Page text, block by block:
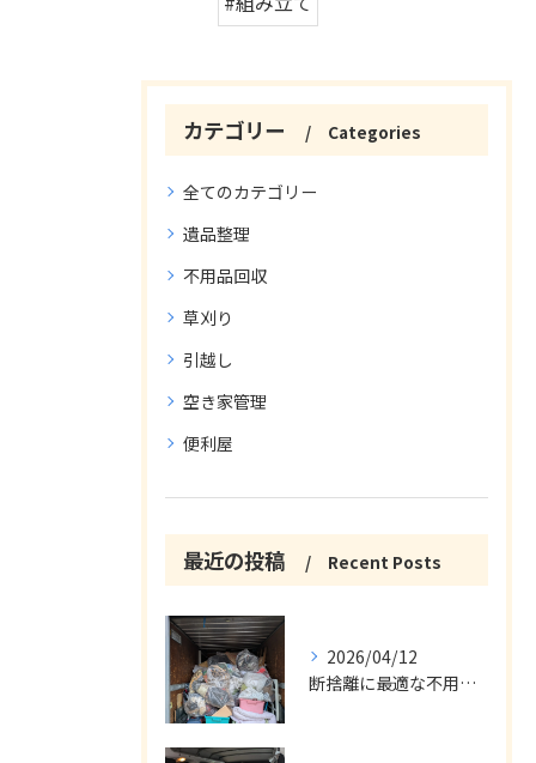
カテゴリー Categories
全てのカテゴリー
遺品整理
不用品回収
草刈り
引越し
空き家管理
便利屋
最近の投稿 Recent Posts
2026/04/12
断捨離に最適な不用品回収サービス